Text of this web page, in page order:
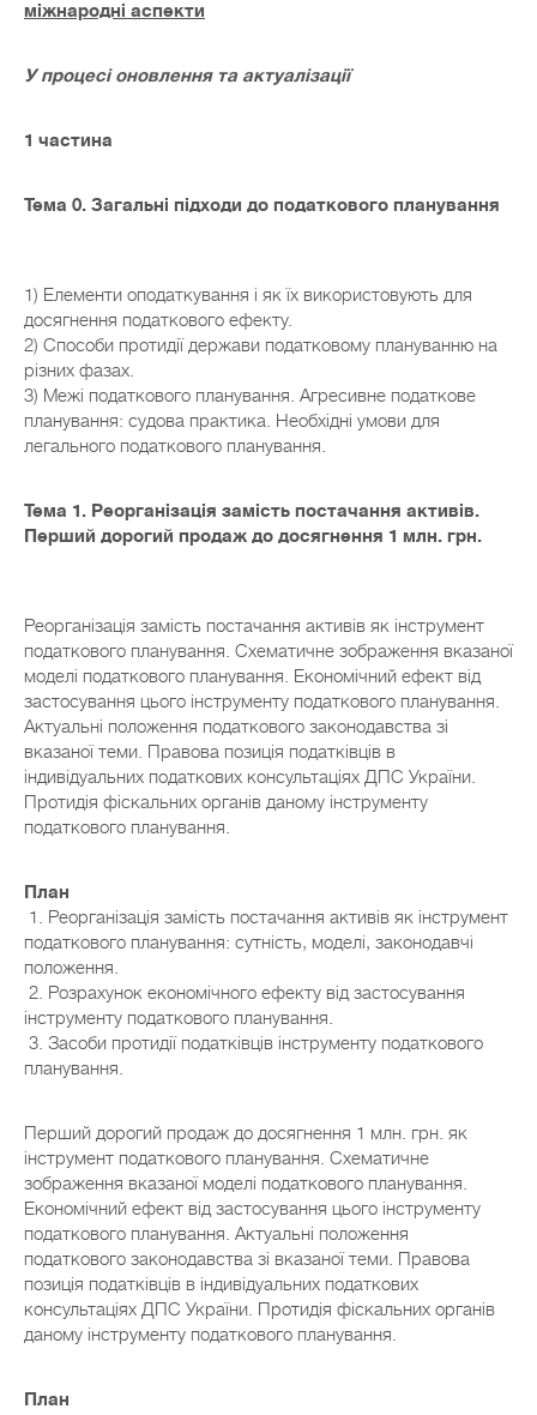
міжнародні аспекти
У процесі оновлення та актуалізації
1 частина
Тема 0. Загальні підходи до податкового планування
1) Елементи оподаткування і як їх використовують для
досягнення податкового ефекту.
2) Способи протидії держави податковому плануванню на
різних фазах.
3) Межі податкового планування. Агресивне податкове
планування: судова практика. Необхідні умови для
легального податкового планування.
Тема 1. Реорганізація замість постачання активів.
Перший дорогий продаж до досягнення 1 млн. грн.
Реорганізація замість постачання активів як інструмент
податкового планування. Схематичне зображення вказаної
моделі податкового планування. Економічний ефект від
застосування цього інструменту податкового планування.
Актуальні положення податкового законодавства зі
вказаної теми. Правова позиція податківців в
індивідуальних податкових консультаціях ДПС України.
Протидія фіскальних органів даному інструменту
податкового планування.
План
1. Реорганізація замість постачання активів як інструмент
податкового планування: сутність, моделі, законодавчі
положення.
2. Розрахунок економічного ефекту від застосування
інструменту податкового планування.
3. Засоби протидії податківців інструменту податкового
планування.
Перший дорогий продаж до досягнення 1 млн. грн. як
інструмент податкового планування. Схематичне
зображення вказаної моделі податкового планування.
Економічний ефект від застосування цього інструменту
податкового планування. Актуальні положення
податкового законодавства зі вказаної теми. Правова
позиція податківців в індивідуальних податкових
консультаціях ДПС України. Протидія фіскальних органів
даному інструменту податкового планування.
План